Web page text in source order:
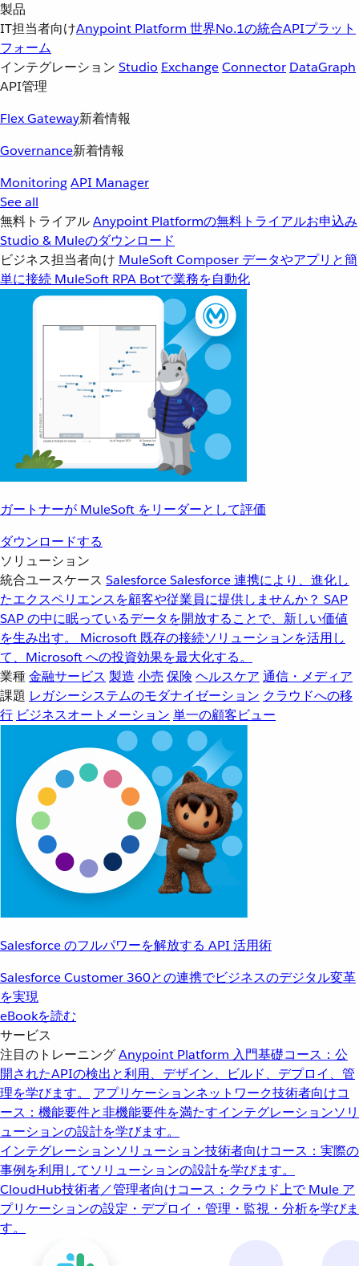
製品
IT担当者向けAnypoint Platform 世界No.1の統合APIプラット
フォーム
インテグレーション Studio ExchangeConnector DataGraph
API管理
Flex Gateway新着情報
Governance新着情報
MonitoringAPI Manager
See all
無料トライアルAnypoint Platformの無料トライアルお申込み
Studio & Muleのダウンロード
ビジネス担当者向け MuleSoft Composer データやアプリと簡
単に接続 MuleSoft RPA Botで業務を自動化
ガートナーが MuleSoft をリーダーとして評価
ダウンロードする
ソリューション
統合ユースケース SalesforceSalesforce 連携により、進化し
たエクスペリエンスを顧客や従業員に提供しませんか？ SAP
SAP の中に眠っているデータを開放することで、新しい価値
を生み出す。
Microsoft 既存の接続ソリューションを活用し
て、Microsoft への投資効果を最大化する。
業種金融サービス 製造 小売 保険 ヘルスケア 通信・メディア
課題 レガシーシステムのモダナイゼーション クラウドへの移
行 ビジネスオートメーション 単一の顧客ビュー
Salesforce のフルパワーを解放する API 活用術
Salesforce Customer 360との連携でビジネスのデジタル変革
を実現
eBookを読む
サービス
注目のトレーニングAnypoint Platform 入門基礎コース：公
開されたAPIの検出と利用、デザイン、ビルド、デプロイ、管
理を学びます。
アプリケーションネットワーク技術者向けコ
ース：機能要件と非機能要件を満たすインテグレーションソリ
ューションの設計を学びます。
インテグレーションソリューション技術者向けコース：実際の
事例を利用してソリューションの設計を学びます。
CloudHub技術者／管理者向けコース：クラウド上で Mule ア
プリケーションの設定・デプロイ・管理・監視・分析を学びま
す。